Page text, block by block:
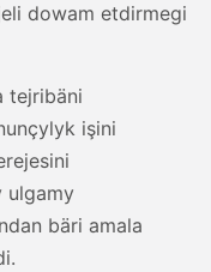
dowam etdirmegi
tejribäni
işini
ulgamy
bäri amala